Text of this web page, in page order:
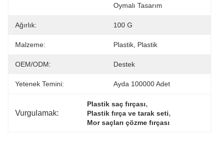
Oymalı Tasarım
Ağırlık: 100 G
Malzeme: Plastik, Plastik
OEM/ODM: Destek
Yetenek Temini: Ayda 100000 Adet
Vurgulamak:
Plastik saç fırçası,
Plastik fırça ve tarak seti,
Mor saçları çözme fırçası